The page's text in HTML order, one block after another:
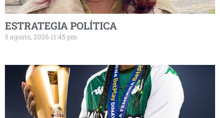
ESTRATEGIA POLÍTICA
5 agosto, 2026 11:45 pm